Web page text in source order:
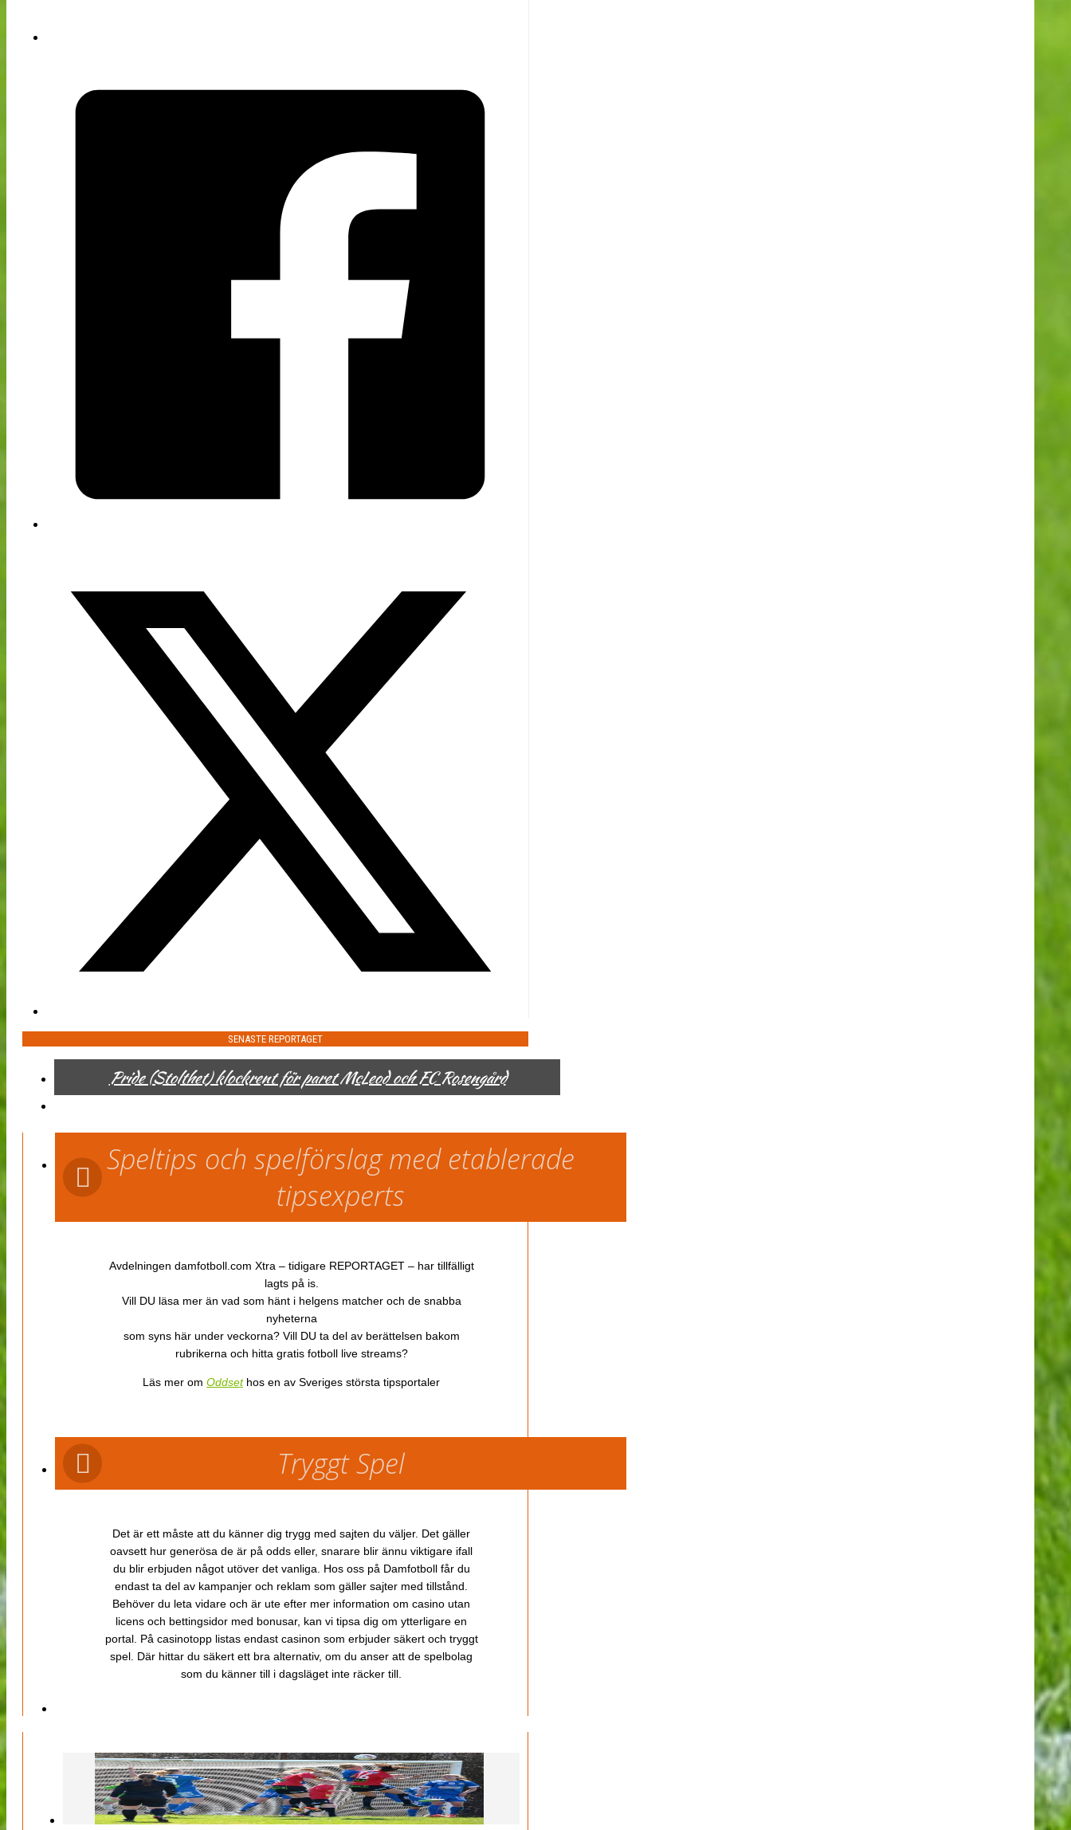
SENASTE REPORTAGET
Pride (Stolthet) klockrent för paret McLeod och FC Rosengård
Speltips och spelförslag med etablerade
tipsexperts
Avdelningen damfotboll.com Xtra – tidigare REPORTAGET – har tillfälligt
lagts på is.
Vill DU läsa mer än vad som hänt i helgens matcher och de snabba
nyheterna
som syns här under veckorna? Vill DU ta del av berättelsen bakom
rubrikerna och hitta gratis fotboll live streams?
Läs mer om Oddsethos en av Sveriges största tipsportaler
Tryggt Spel
Det är ett måste att du känner dig trygg med sajten du väljer. Det gäller
oavsett hur generösa de är på odds eller, snarare blir ännu viktigare ifall
du blir erbjuden något utöver det vanliga. Hos oss på Damfotboll får du
endast ta del av kampanjer och reklam som gäller sajter med tillstånd.
Behöver du leta vidare och är ute efter mer information om casino utan
licens och bettingsidor med bonusar, kan vi tipsa dig om ytterligare en
portal. På casinotopp listas endast casinon som erbjuder säkert och tryggt
spel. Där hittar du säkert ett bra alternativ, om du anser att de spelbolag
som du känner till i dagsläget inte räcker till.